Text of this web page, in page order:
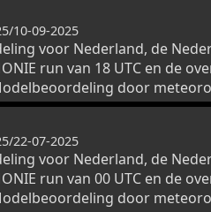
10-09-2025
voor Nederland, de
run van 18 UTC en de
door
22-07-2025
voor Nederland, de
run van 00 UTC en de
door